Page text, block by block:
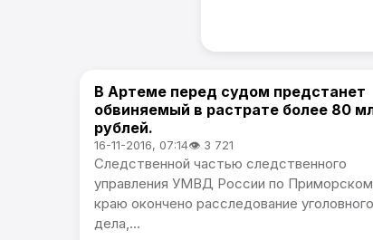
Происшествия
В Артеме перед судом предстанет
обвиняемый в растрате более 80
рублей.
16-11-2016, 07:14👁 3 721
Следственной частью следственного
управления УМВД России по
краю окончено расследование уголовного
дела,...